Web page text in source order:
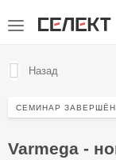
Назад
СЕМИНАР ЗАВЕРШЁН
Varmega -